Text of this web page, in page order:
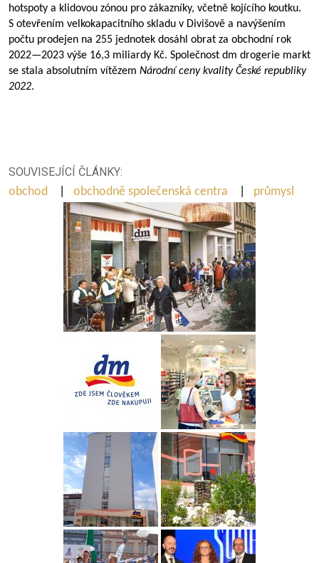
hotspoty a klidovou zónou pro zákazníky, včetně kojícího koutku.
S otevřením velkokapacitního skladu v Divišově a navýšením
počtu prodejen na 255 jednotek dosáhl obrat za obchodní rok
2022—2023 výše 16,3 miliardy Kč. Společnost dm drogerie markt
se stala absolutním vítězem Národní ceny kvality České republiky
2022.
SOUVISEJÍCÍ ČLÁNKY:
obchod
obchodně společenská centra průmysl